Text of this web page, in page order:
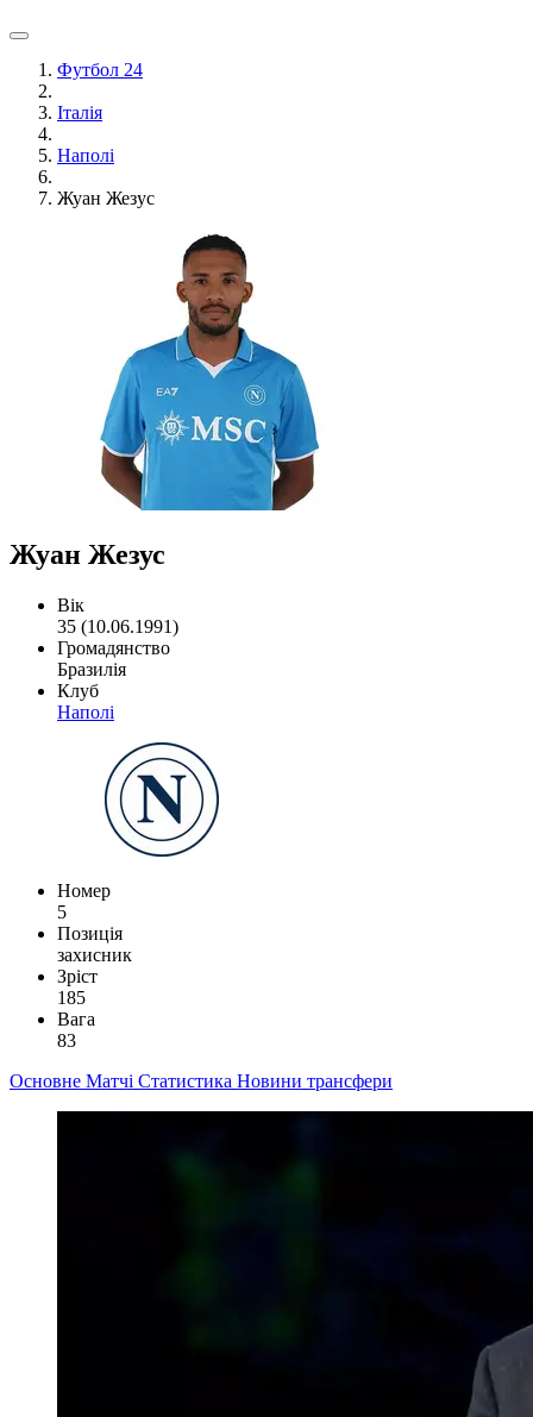
Футбол 24
Італія
Наполі
Жуан Жезус
Жуан Жезус
Вік
35 (10.06.1991)
Громадянство
Бразилія
Клуб
Наполі
Номер
5
Позиція
захисник
Зріст
185
Вага
83
Основне Матчі Статистика Новини трансфери